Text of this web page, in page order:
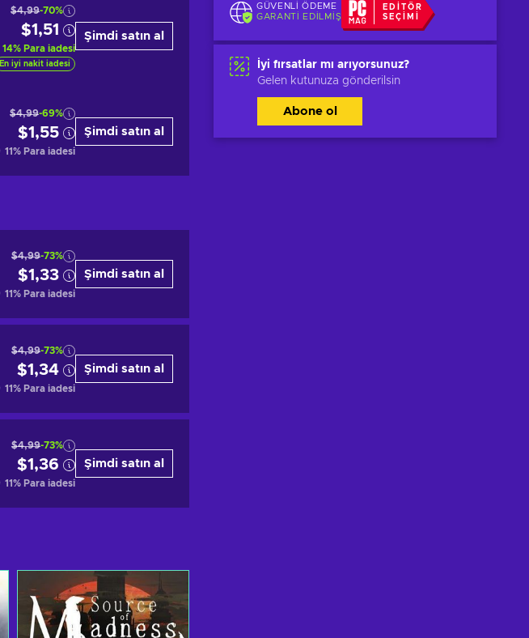
GÜVENLI ÖDEME
GARANTI EDILMIŞ
EDITÖR
SEÇIMI
İyi fırsatlar mı arıyorsunuz?
Gelen kutunuza gönderilsin
Abone ol
$4,99-70%
$1,51
14% Para iadesi
En iyi nakit iadesi
Şimdi satın al
$4,99-69%
$1,55
11% Para iadesi
Şimdi satın al
$4,99-73%
$1,33
11% Para iadesi
Şimdi satın al
$4,99-73%
$1,34
11% Para iadesi
Şimdi satın al
$4,99-73%
$1,36
11% Para iadesi
Şimdi satın al